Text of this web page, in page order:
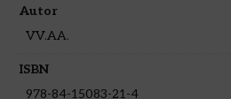
Autor
VV.AA.
ISBN
978-84-15083-21-4